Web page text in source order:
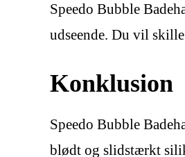
Speedo Bubble
udseende. Du vil
Konklusion
Speedo Bubble
blødt og slidstærkt